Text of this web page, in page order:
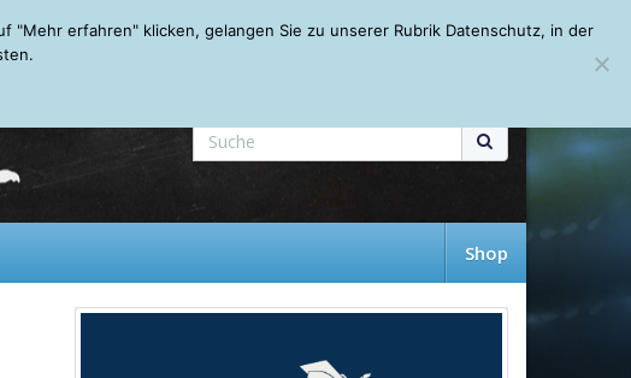
Mein Account About Autoren Leseempfehlungen FAQ
Shop
"Mehr erfahren" klicken, gelangen Sie zu unserer Rubrik Datenschutz, in der